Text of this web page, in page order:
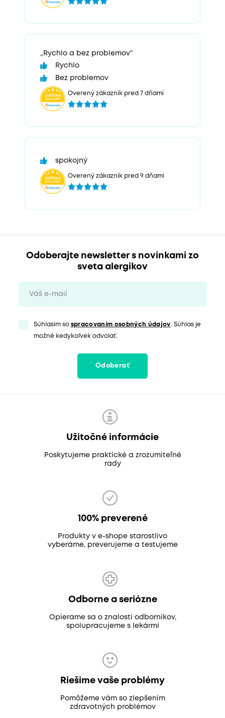
„Rychlo a bez problemov“
Rychlo
Bez problemov
Overený zákazník pred 7 dňami
spokojný
Overený zákazník pred 9 dňami
Odoberajte newsletter s novinkami zo
sveta alergikov
Súhlasím so spracovaním osobných údajov. Súhlas je
možné kedykoľvek odvolať.
Odoberať
Užitočné informácie
Poskytujeme praktické a zrozumiteľné
rady
100% preverené
Produkty v e-shope starostlivo
vyberáme, preverujeme a testujeme
Odborne a seriózne
Opierame sa o znalosti odborníkov,
spolupracujeme s lekármi
Riešime vaše problémy
Pomôžeme vám so zlepšením
zdravotných problémov